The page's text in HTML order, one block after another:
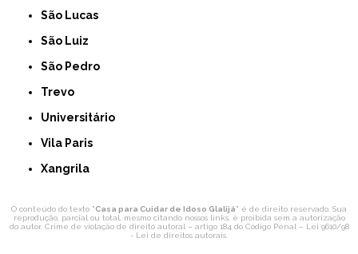
São Lucas
São Luiz
São Pedro
Trevo
Universitário
Vila Paris
Xangrila
O conteúdo do texto "Casa para Cuidar de Idoso Glalijá" é de direito reservado. Sua
reprodução, parcial ou total, mesmo citando nossos links, é proibida sem a autorização
do autor. Crime de violação de direito autoral – artigo 184 do Código Penal – Lei 9610/98
- Lei de direitos autorais